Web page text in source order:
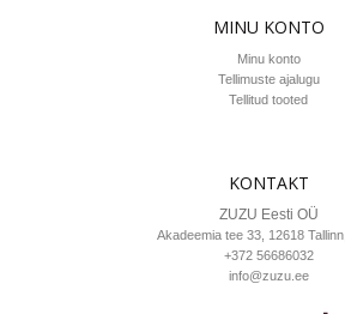
MINU KONTO
Minu konto
Tellimuste ajalugu
Tellitud tooted
KONTAKT
ZUZU Eesti OÜ
Akadeemia tee 33, 12618 Tallinn
+372 56686032
info@zuzu.ee